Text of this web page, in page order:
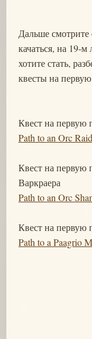
Дальше смотрите
качаться, на 19-
хотите стать,
квесты на
Квест на первую
Path to an Orc
Квест на первую
Варкраера
Path to an Orc
Квест на первую
Path to a Paagrio